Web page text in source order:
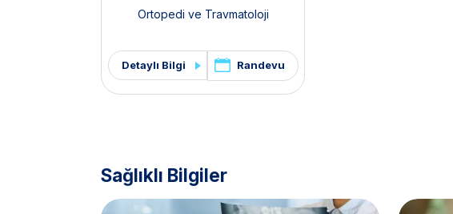
Ortopedi ve Travmatoloji
Detaylı Bilgi Randevu
Sağlıklı Bilgiler